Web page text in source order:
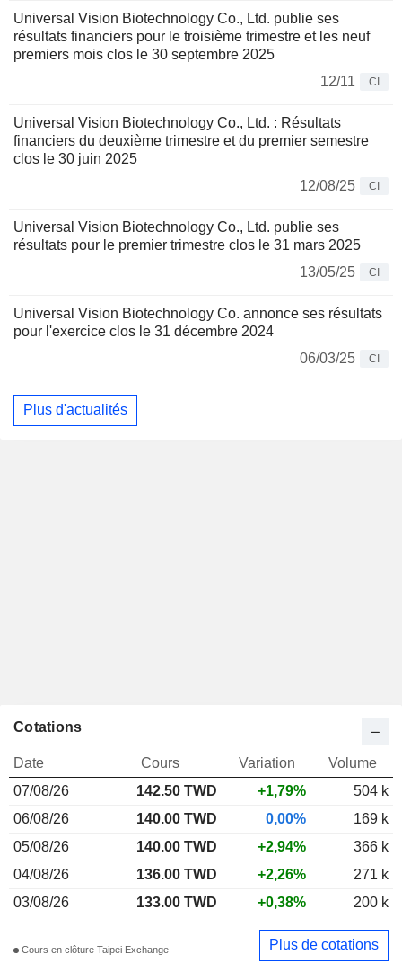
Universal Vision Biotechnology Co., Ltd. publie ses
résultats financiers pour le troisième trimestre et les neuf
premiers mois clos le 30 septembre 2025
12/11
CI
Universal Vision Biotechnology Co., Ltd. : Résultats
financiers du deuxième trimestre et du premier semestre
clos le 30 juin 2025
12/08/25
CI
Universal Vision Biotechnology Co., Ltd. publie ses
résultats pour le premier trimestre clos le 31 mars 2025
13/05/25
CI
Universal Vision Biotechnology Co. annonce ses résultats
pour l'exercice clos le 31 décembre 2024
06/03/25
CI
Plus d'actualités
Cotations
Date Cours Variation
Volume
07/08/26
142.50 TWD +1,79%
504 k
06/08/26
140.00 TWD 0,00%
169 k
05/08/26
140.00 TWD +2,94%
366 k
04/08/26
136.00 TWD +2,26%
271 k
03/08/26
133.00 TWD +0,38% 200 k
Cours en clôture Taipei Exchange Plus de cotations